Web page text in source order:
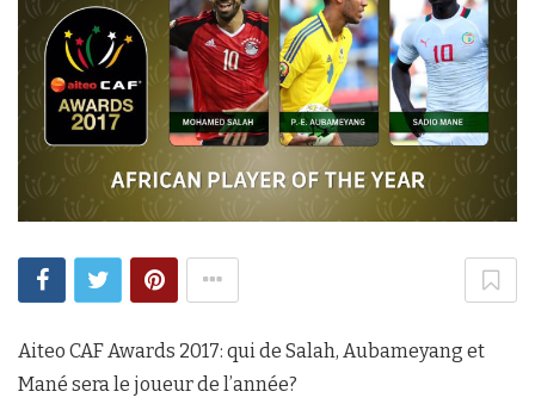
Aiteo CAF Awards 2017: qui de Salah, Aubameyang et
Mané sera le joueur de l’année?